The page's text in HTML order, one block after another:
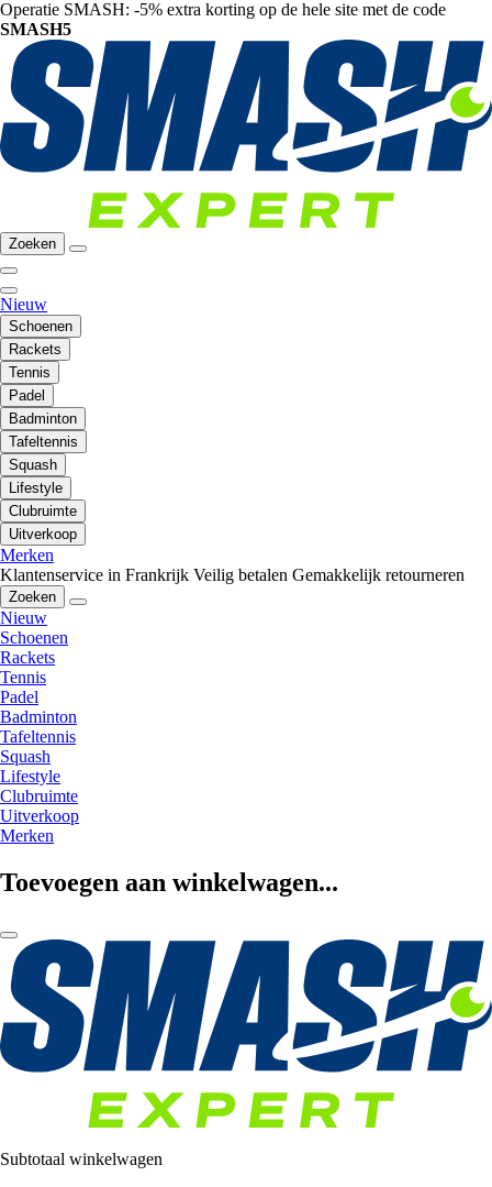
Operatie SMASH: -5% extra korting op de hele site met de code
SMASH5
Zoeken
Nieuw
Schoenen
Rackets
Tennis
Padel
Badminton
Tafeltennis
Squash
Lifestyle
Clubruimte
Uitverkoop
Merken
Klantenservice in Frankrijk Veilig betalen Gemakkelijk retourneren
Zoeken
Nieuw
Schoenen
Rackets
Tennis
Padel
Badminton
Tafeltennis
Squash
Lifestyle
Clubruimte
Uitverkoop
Merken
Toevoegen aan winkelwagen...
Subtotaal winkelwagen